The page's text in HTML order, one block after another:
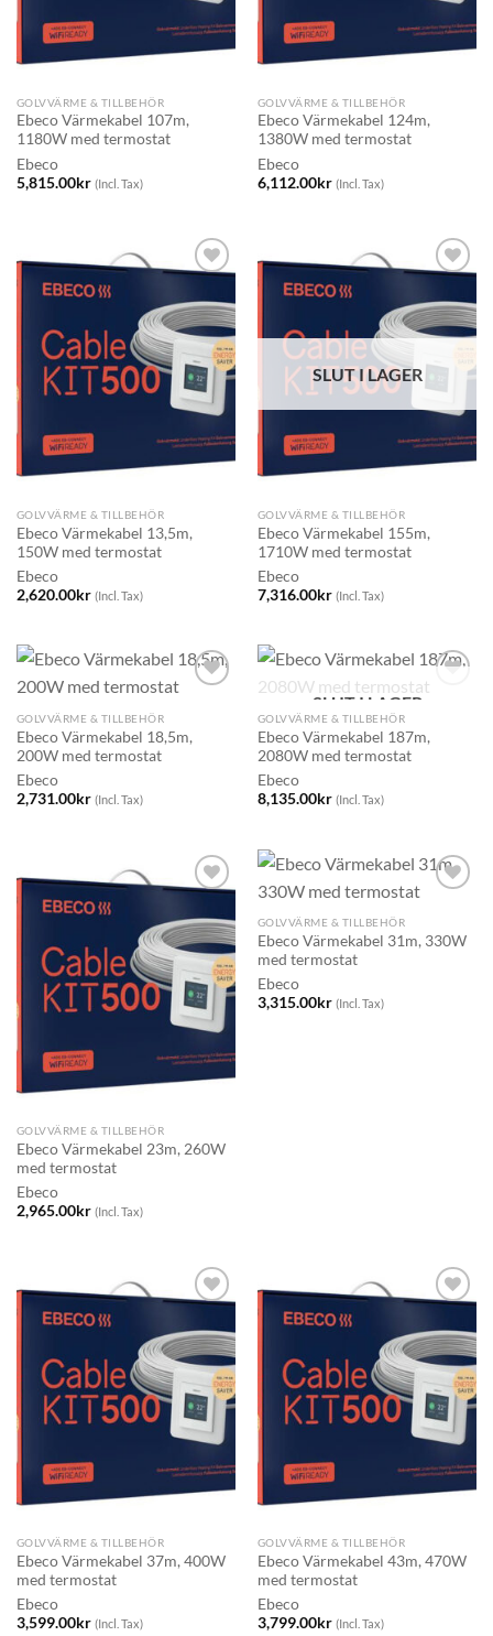
GOLVVÄRME & TILLBEHÖR
Ebeco Värmekabel 107m,
1180W med termostat
Ebeco
5,815.00kr (Incl. Tax)
GOLVVÄRME & TILLBEHÖR
Ebeco Värmekabel 124m,
1380W med termostat
Ebeco
6,112.00kr (Incl. Tax)
GOLVVÄRME & TILLBEHÖR
Ebeco Värmekabel 13,5m,
150W med termostat
Ebeco
2,620.00kr (Incl. Tax)
SLUT I LAGER
GOLVVÄRME & TILLBEHÖR
Ebeco Värmekabel 155m,
1710W med termostat
Ebeco
7,316.00kr (Incl. Tax)
GOLVVÄRME & TILLBEHÖR
Ebeco Värmekabel 18,5m,
200W med termostat
Ebeco
2,731.00kr (Incl. Tax)
SLUT I LAGER
GOLVVÄRME & TILLBEHÖR
Ebeco Värmekabel 187m,
2080W med termostat
Ebeco
8,135.00kr (Incl. Tax)
GOLVVÄRME & TILLBEHÖR
Ebeco Värmekabel 23m, 260W
med termostat
Ebeco
2,965.00kr (Incl. Tax)
GOLVVÄRME & TILLBEHÖR
Ebeco Värmekabel 31m, 330W
med termostat
Ebeco
3,315.00kr (Incl. Tax)
GOLVVÄRME & TILLBEHÖR
Ebeco Värmekabel 37m, 400W
med termostat
Ebeco
3,599.00kr (Incl. Tax)
GOLVVÄRME & TILLBEHÖR
Ebeco Värmekabel 43m, 470W
med termostat
Ebeco
3,799.00kr (Incl. Tax)